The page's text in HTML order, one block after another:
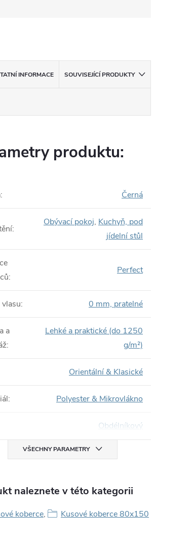
INFORMACE SOUVISEJÍCÍ PRODUKTY
produktu:
: Černá
:
Obývací pokoj, Kuchyň, pod
jídelní stůl
:
Perfect
vlasu: 0 mm, pratelné
a
:
Lehké a praktické (do 1250
g/m²)
Orientální & Klasické
: Polyester & Mikrovlákno
Obdélníkový
VŠECHNY PARAMETRY
naleznete v této kategorii
koberce,
Kusové koberce 80x150